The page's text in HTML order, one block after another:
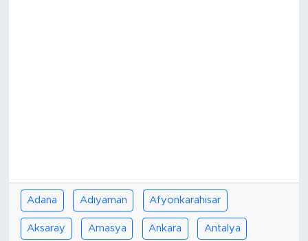
Adana Adıyaman Afyonkarahisar
Aksaray Amasya Ankara Antalya